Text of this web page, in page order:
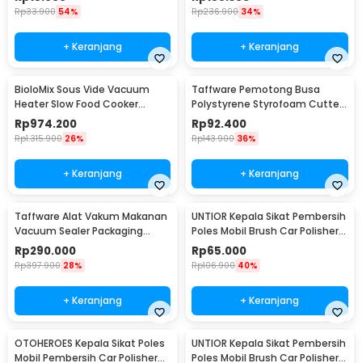
Rp33.900 54%
+ Keranjang
008
Rp236.900 34%
+ Keranjang
BioloMix Sous Vide Vacuum
Heater Slow Food Cooker
1200W - SV-8008
Rp974.200
Rp1.315.900 26%
+ Keranjang
Taffware Pemotong Busa
Polystyrene Styrofoam Cutter
15W 405mm - CT25
Rp92.400
Rp143.900 36%
+ Keranjang
Taffware Alat Vakum Makanan
Vacuum Sealer Packaging
Machine with Bag - HP-9008
Rp290.000
Rp397.900 28%
+ Keranjang
UNTIOR Kepala Sikat Pembersih
Poles Mobil Brush Car Polisher
Kit 9 PCS - DB009
Rp65.000
Rp106.900 40%
+ Keranjang
OTOHEROES Kepala Sikat Poles
Mobil Pembersih Car Polisher
UNTIOR Kepala Sikat Pembersih
Poles Mobil Brush Car Polisher